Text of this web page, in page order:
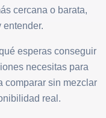
cercana o barata,
entender.
esperas conseguir
necesitas para
comparar sin mezclar
real.